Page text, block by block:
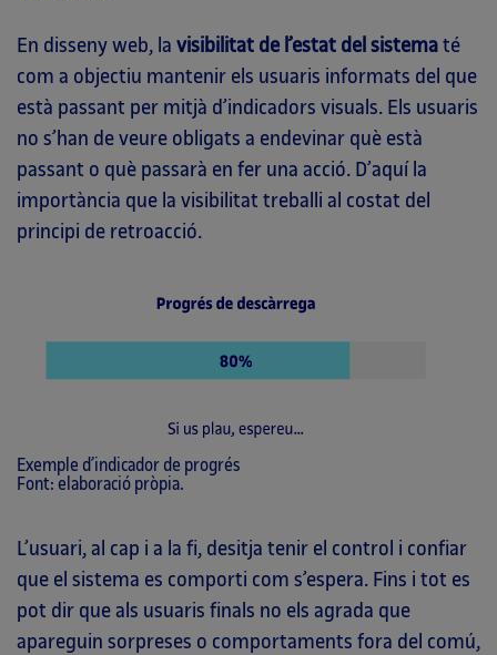
En disseny web, la visibilitat de l’estat del sistema té
com a objectiu mantenir els usuaris informats del que
està passant per mitjà d’indicadors visuals. Els usuaris
no s’han de veure obligats a endevinar què està
passant o què passarà en fer una acció. D’aquí la
importància que la visibilitat treballi al costat del
principi de retroacció.
Exemple d’indicador de progrés
Font: elaboració pròpia.
L’usuari, al cap i a la fi, desitja tenir el control i confiar
que el sistema es comporti com s’espera. Fins i tot es
pot dir que als usuaris finals no els agrada que
apareguin sorpreses o comportaments fora del comú,